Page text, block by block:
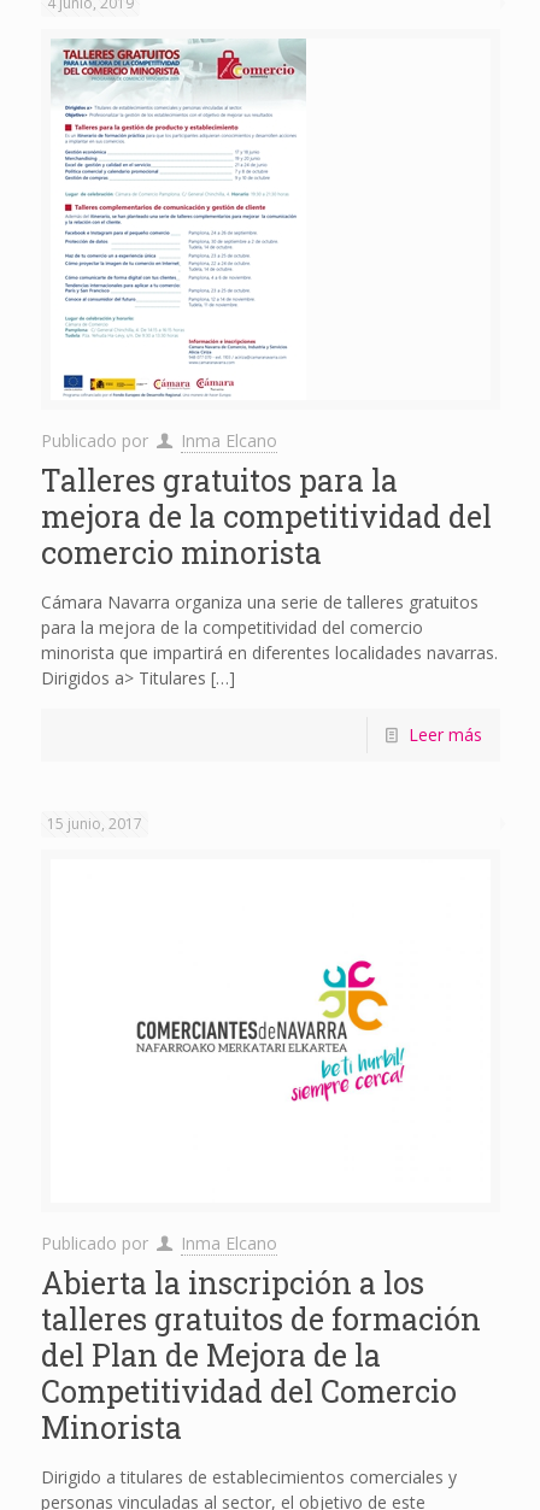
Publicado por Inma Elcano
Talleres gratuitos para la
mejora de la competitividad del
comercio minorista
Cámara Navarra organiza una serie de talleres gratuitos
para la mejora de la competitividad del comercio
minorista que impartirá en diferentes localidades navarras.
Dirigidos a> Titulares […]
Leer más
15 junio, 2017
Publicado por Inma Elcano
Abierta la inscripción a los
talleres gratuitos de formación
del Plan de Mejora de la
Competitividad del Comercio
Minorista
Dirigido a titulares de establecimientos comerciales y
personas vinculadas al sector, el objetivo de este